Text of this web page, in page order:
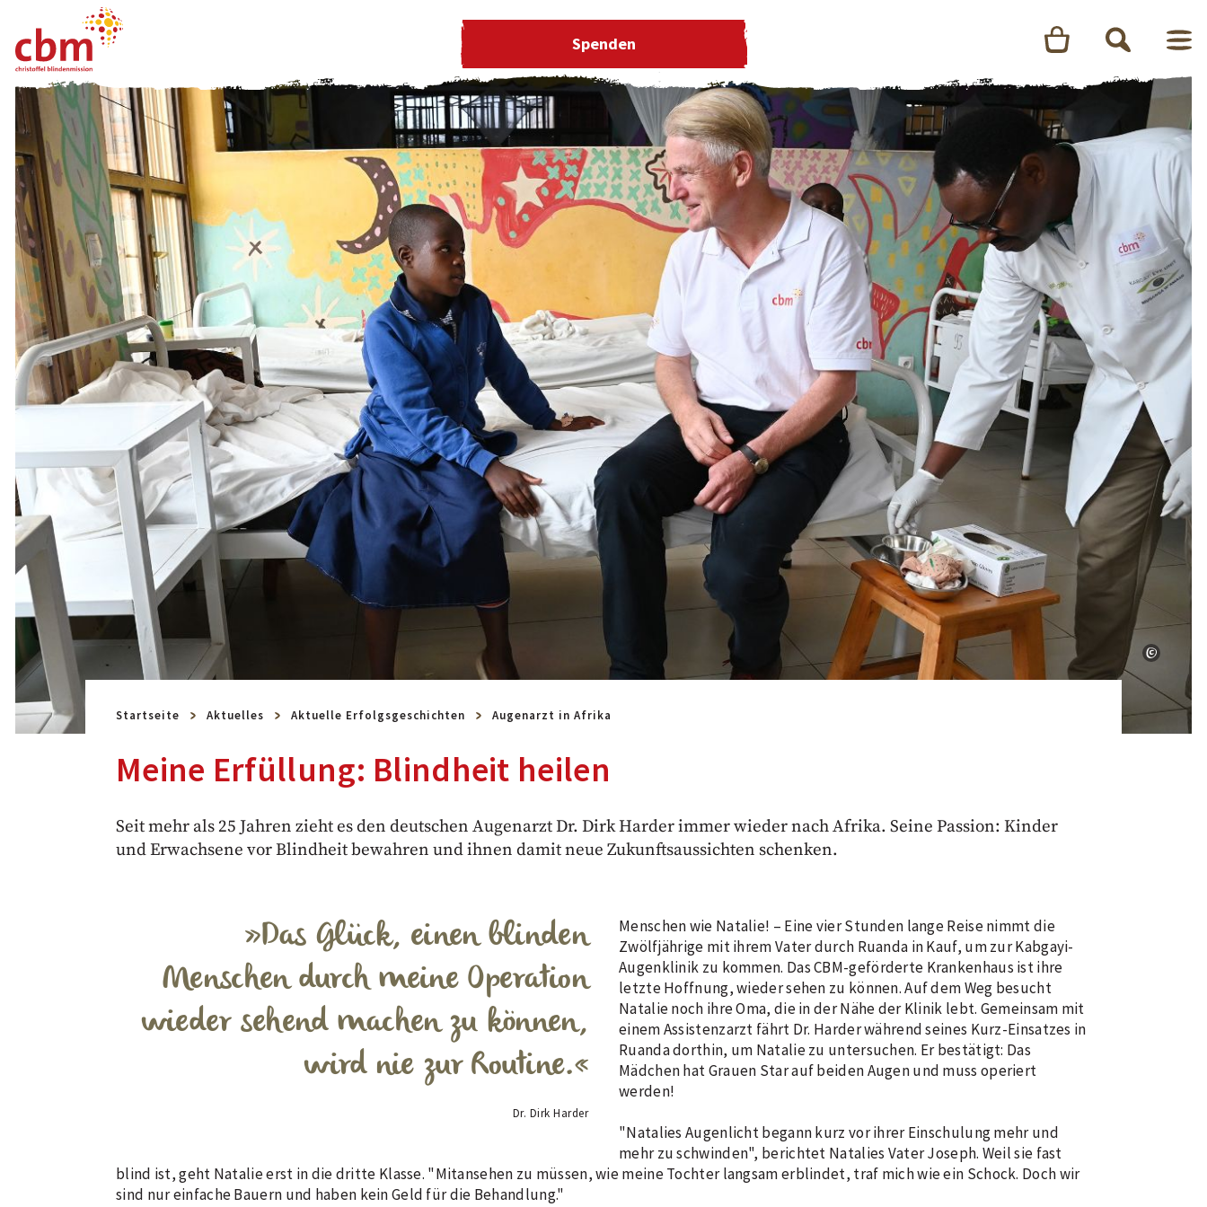
Spenden
Startseite Aktuelles Aktuelle Erfolgsgeschichten Augenarzt in Afrika
Meine Erfüllung: Blindheit heilen
Seit mehr als 25 Jahren zieht es den deutschen Augenarzt Dr. Dirk Harder immer wieder nach Afrika. Seine Passion: Kinder
und Erwachsene vor Blindheit bewahren und ihnen damit neue Zukunftsaussichten schenken.
Das Glück, einen blinden
Menschen durch meine Operation
wieder sehend machen zu können,
wird nie zur Routine.
Dr. Dirk Harder
Menschen wie Natalie! – Eine vier Stunden lange Reise nimmt die
Zwölfjährige mit ihrem Vater durch Ruanda in Kauf, um zur Kabgayi-
Augenklinik zu kommen. Das CBM-geförderte Krankenhaus ist ihre
letzte Hoffnung, wieder sehen zu können. Auf dem Weg besucht
Natalie noch ihre Oma, die in der Nähe der Klinik lebt. Gemeinsam mit
einem Assistenzarzt fährt Dr. Harder während seines Kurz-Einsatzes in
Ruanda dorthin, um Natalie zu untersuchen. Er bestätigt: Das
Mädchen hat Grauen Star auf beiden Augen und muss operiert
werden!
"Natalies Augenlicht begann kurz vor ihrer Einschulung mehr und
mehr zu schwinden", berichtet Natalies Vater Joseph. Weil sie fast
blind ist, geht Natalie erst in die dritte Klasse. "Mitansehen zu müssen, wie meine Tochter langsam erblindet, traf mich wie ein Schock. Doch wir
sind nur einfache Bauern und haben kein Geld für die Behandlung."